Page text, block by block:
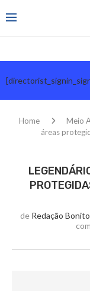
Home Meio
áreas
de Redação